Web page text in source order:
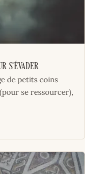
s’évader
de petits coins
se ressourcer),